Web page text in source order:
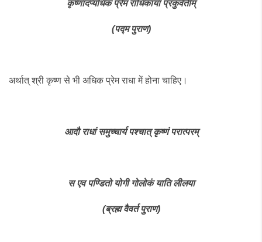
कृष्णादप्यधिकं प्रेम राधिकायां प्रकुर्वतीम्
(पद्म पुराण)
अर्थात् श्री कृष्ण से भी अधिक प्रेम राधा में होना चाहिए।
आदौ राधां समुच्चार्य पश्चात् कृष्णं परात्परम्
स एव पण्डितो योगी गोलोकं याति लीलया
(ब्रह्म वैवर्त पुराण)